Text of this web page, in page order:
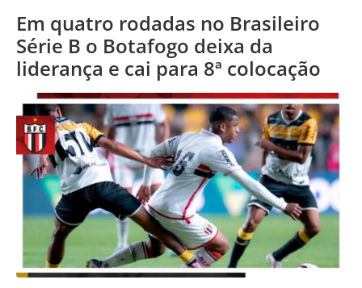
Em quatro rodadas no Brasileiro
Série B o Botafogo deixa da
liderança e cai para 8ª colocação